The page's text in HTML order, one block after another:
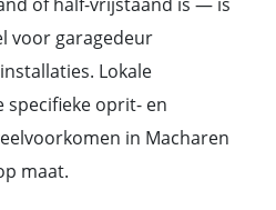
voor garagedeur
Lokale
specifieke oprit- en
in Macharen
maat.